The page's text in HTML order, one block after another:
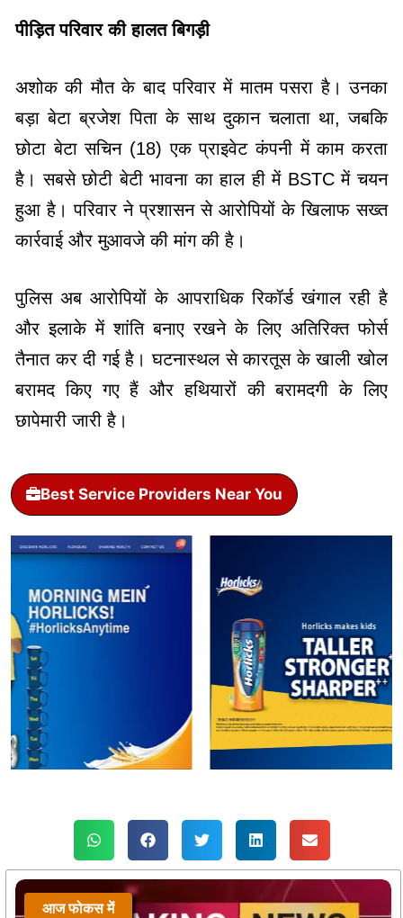
पीड़ित परिवार की हालत बिगड़ी
अशोक की मौत के बाद परिवार में मातम पसरा है। उनका
बड़ा बेटा ब्रजेश पिता के साथ दुकान चलाता था, जबकि
छोटा बेटा सचिन (18) एक प्राइवेट कंपनी में काम करता
है। सबसे छोटी बेटी भावना का हाल ही में BSTC में चयन
हुआ है। परिवार ने प्रशासन से आरोपियों के खिलाफ सख्त
कार्रवाई और मुआवजे की मांग की है।
पुलिस अब आरोपियों के आपराधिक रिकॉर्ड खंगाल रही है
और इलाके में शांति बनाए रखने के लिए अतिरिक्त फोर्स
तैनात कर दी गई है। घटनास्थल से कारतूस के खाली खोल
बरामद किए गए हैं और हथियारों की बरामदगी के लिए
छापेमारी जारी है।
Best Service Providers Near You
आज फोकस में